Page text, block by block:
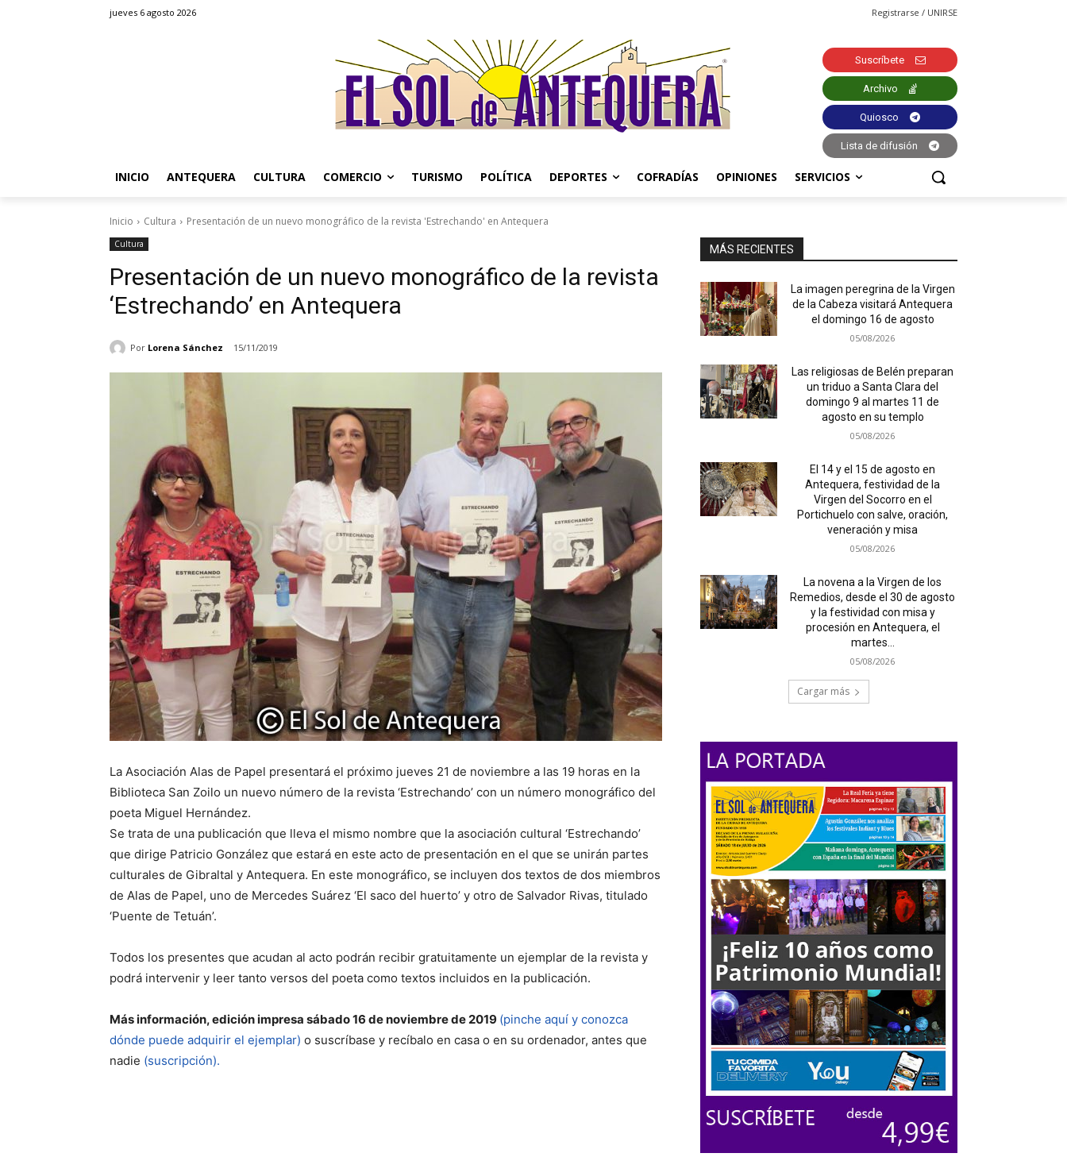
jueves 6 agosto 2026 Registrarse / UNIRSE
Suscríbete
Archivo
Quiosco
Lista de difusión
INICIO ANTEQUERA CULTURA COMERCIO TURISMO POLÍTICA DEPORTES COFRADÍAS OPINIONES SERVICIOS
Inicio Cultura Presentación de un nuevo monográfico de la revista 'Estrechando' en Antequera
Cultura
Presentación de un nuevo monográfico de la revista
‘Estrechando’ en Antequera
Por Lorena Sánchez 15/11/2019
La Asociación Alas de Papel presentará el próximo jueves 21 de noviembre a las 19 horas en la
Biblioteca San Zoilo un nuevo número de la revista ‘Estrechando’ con un número monográfico del
poeta Miguel Hernández.
Se trata de una publicación que lleva el mismo nombre que la asociación cultural ‘Estrechando’
que dirige Patricio González que estará en este acto de presentación en el que se unirán partes
culturales de Gibraltal y Antequera. En este monográfico, se incluyen dos textos de dos miembros
de Alas de Papel, uno de Mercedes Suárez ‘El saco del huerto’ y otro de Salvador Rivas, titulado
‘Puente de Tetuán’.
Todos los presentes que acudan al acto podrán recibir gratuitamente un ejemplar de la revista y
podrá intervenir y leer tanto versos del poeta como textos incluidos en la publicación.
Más información, edición impresa sábado 16 de noviembrede 2019 (pinche aquí y conozca
dónde puede adquirir el ejemplar) o suscríbase y recíbalo en casa o en su ordenador, antes que
nadie (suscripción).
MÁS RECIENTES
La imagen peregrina de la Virgen
de la Cabeza visitará Antequera
el domingo 16 de agosto
05/08/2026
Las religiosas de Belén preparan
un triduo a Santa Clara del
domingo 9 al martes 11 de
agosto en su templo
05/08/2026
El 14 y el 15 de agosto en
Antequera, festividad de la
Virgen del Socorro en el
Portichuelo con salve, oración,
veneración y misa
05/08/2026
La novena a la Virgen de los
Remedios, desde el 30 de agosto
y la festividad con misa y
procesión en Antequera, el
martes...
05/08/2026
Cargar más